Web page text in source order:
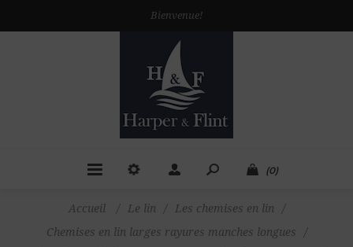
Bienvenue!
(0)
Accueil / Le lin / Les chemises en lin
/
Chemises en lin larges rayures manches longues
/